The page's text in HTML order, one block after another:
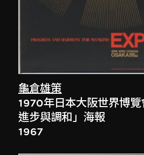
龜倉雄策
1970年日本大阪世界博
進步與調和」海報
1967